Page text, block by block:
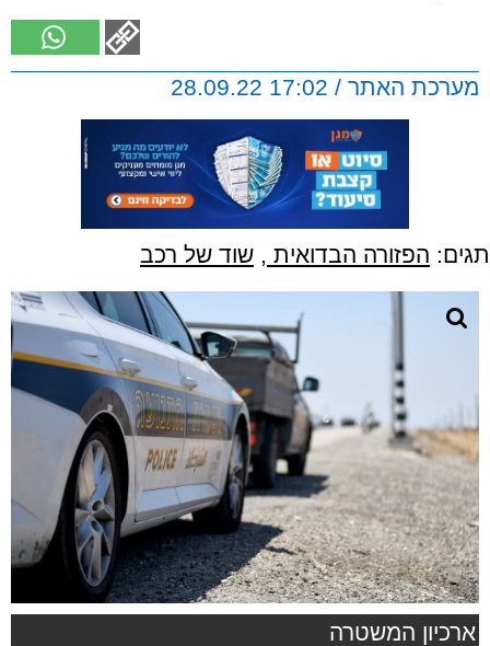
מערכת האתר / 17:02 28.09.22
תגים: הפזורה הבדואית , שוד של רכב
ארכיון המשטרה